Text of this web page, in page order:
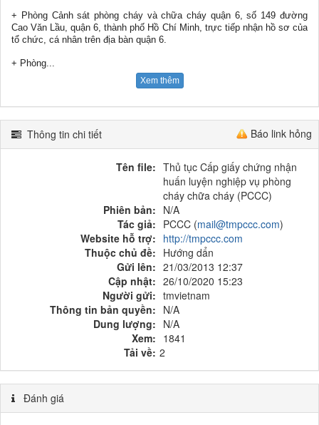
+ Phòng Cảnh sát phòng cháy và chữa cháy quận 6, số 149 đường
Cao Văn Lầu, quận 6, thành phố Hồ Chí Minh, trực tiếp nhận hồ sơ của
tổ chức, cá nhân trên địa bàn quận 6.
+ Phòng...
Xem thêm
Báo link hỏng
Thông tin chi tiết
Tên file: Thủ tục Cấp giấy chứng nhận
huấn luyện nghiệp vụ phòng
cháy chữa cháy (PCCC)
Phiên bản: N/A
Tác giả: PCCC (mail@tmpccc.com)
Website hỗ trợ: http://tmpccc.com
Thuộc chủ đề: Hướng dẩn
Gửi lên: 21/03/2013 12:37
Cập nhật: 26/10/2020 15:23
Người gửi: tmvietnam
Thông tin bản quyền: N/A
Dung lượng: N/A
Xem: 1841
Tải về: 2
Đánh giá